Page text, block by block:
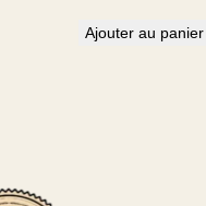
Ajouter au panier